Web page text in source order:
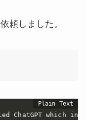
頼しました。
ChatGPT which